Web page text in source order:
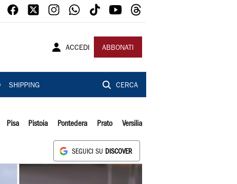
ACCEDI ABBONATI
SHIPPING CERCA
Pisa Pistoia Pontedera Prato Versilia
SEGUICI SU DISCOVER